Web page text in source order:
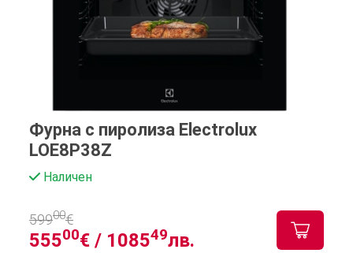
Фурна с пиролиза Electrolux
LOE8P38Z
Наличен
55500€ / 108549лв.
59900€